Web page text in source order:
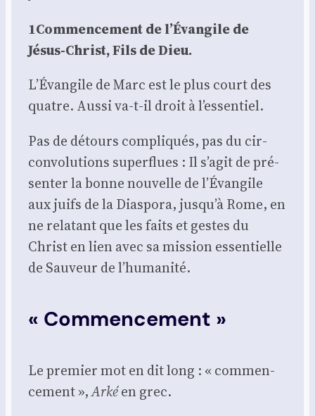
1Commencement de l’É­van­gile de
Jésus-Christ, Fils de Dieu.
L’Évangile de Marc est le plus court des
quatre. Aus­si va-t-il droit à l’essentiel.
Pas de détours com­pli­qués, pas du cir­
con­vo­lu­tions super­flues : Il s’agit de pré­
sen­ter la bonne nou­velle de l’Évangile
aux juifs de la Dia­spo­ra, jusqu’à Rome, en
ne rela­tant que les faits et gestes du
Christ en lien avec sa mis­sion essen­tielle
de Sau­veur de l’humanité.
« Commencement »
Le pre­mier mot en dit long : « com­men­
ce­ment »,Arkéen grec.